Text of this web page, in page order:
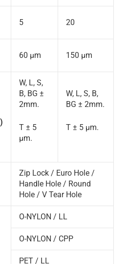
5 20
60 µm 150 µm
W, L, S,
B, BG ±
2mm.
T ± 5
µm.
W, L, S, B,
BG ± 2mm.
T ± 5 µm.
Zip Lock / Euro Hole /
Handle Hole / Round
Hole / V Tear Hole
O-NYLON / LL
O-NYLON / CPP
PET / LL